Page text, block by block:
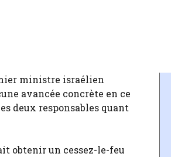
ministre israélien
avancée concrète en ce
deux responsables quant
obtenir un cessez-le-feu